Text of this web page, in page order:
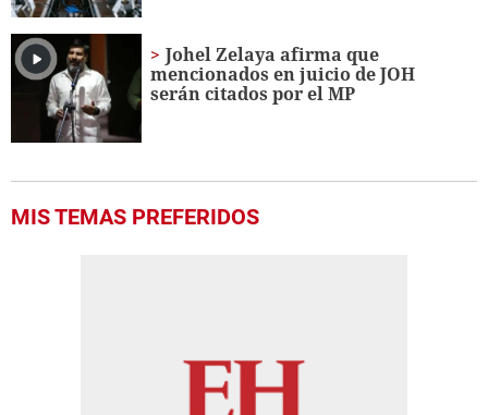
Johel Zelaya afirma que
mencionados en juicio de JOH
serán citados por el MP
MIS TEMAS PREFERIDOS